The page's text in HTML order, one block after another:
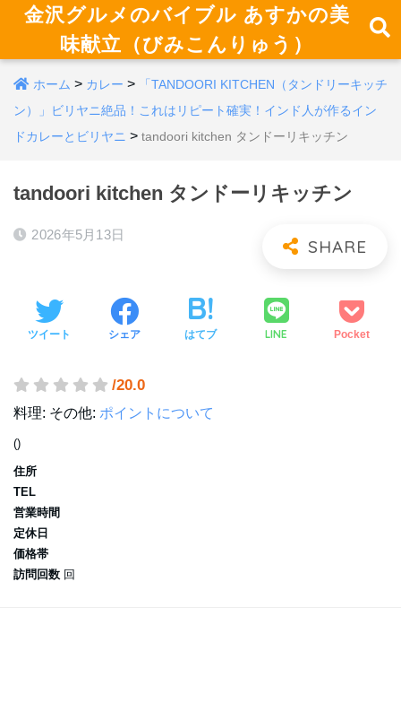
金沢グルメのバイブル あすかの美
味献立（びみこんりゅう）
ホーム > カレー >
「TANDOORI KITCHEN（タンドリーキッチ
ン）」ビリヤニ絶品！これはリピート確実！インド人が作るイン
ドカレーとビリヤニ > tandoori kitchen タンドーリキッチン
tandoori kitchen タンドーリキッチン
2026年5月13日
ツイート シェア はてブ LINE Pocket
/20.0
料理: その他: ポイントについて
()
住所
TEL
営業時間
定休日
価格帯
訪問回数 回